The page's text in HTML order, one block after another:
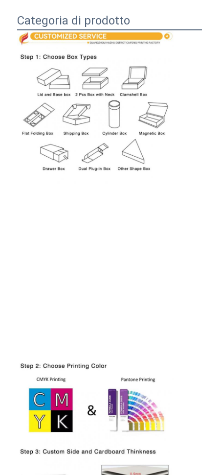
scatola di visualizzazione del contatore
Etichetta adesiva
Borsa d'imballaggio della maschera facciale
Stampa di opuscoli su misura
Pacchetto rosso personalizzato
Categoria di prodotto